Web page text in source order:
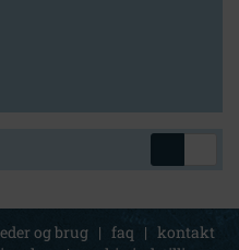
og brug | faq | kontakt